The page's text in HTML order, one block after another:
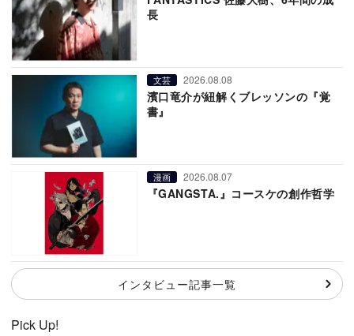
長
文芸 2026.08.08
濱口竜介が紐解くブレッソンの『覚
書』
漫画 2026.08.07
『GANGSTA.』コースケの創作哲学
インタビュー記事一覧
Pick Up!